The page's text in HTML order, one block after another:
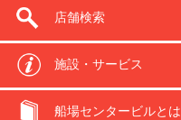
店舗検索
施設・サービス
船場センタービルとは